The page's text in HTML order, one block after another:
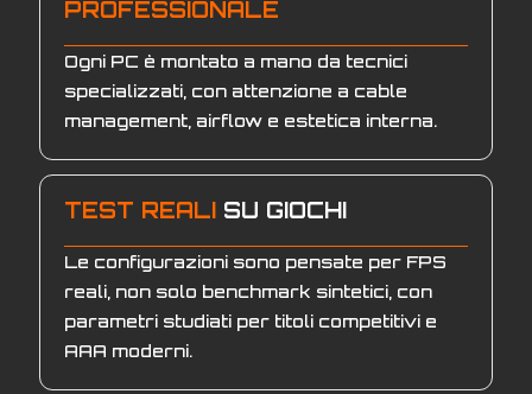
PROFESSIONALE
Ogni PC è montato a mano da tecnici
specializzati, con attenzione a cable
management, airflow e estetica interna.
TEST REALI SU GIOCHI
Le configurazioni sono pensate per FPS
reali, non solo benchmark sintetici, con
parametri studiati per titoli competitivi e
AAA moderni.